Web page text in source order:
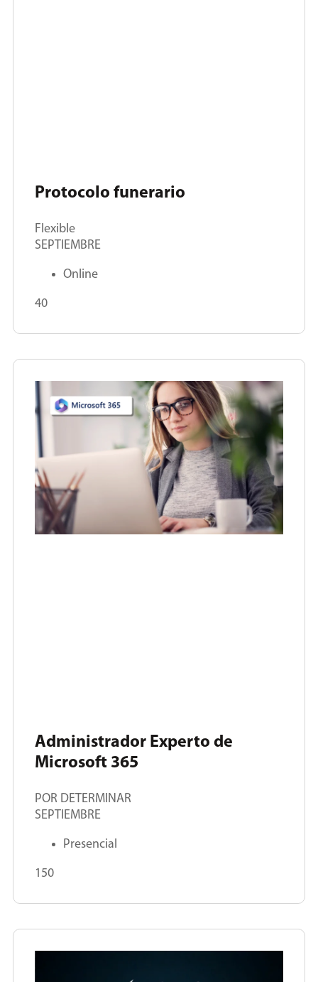
Protocolo funerario
Flexible
SEPTIEMBRE
Online
40
Administrador Experto de
Microsoft 365
POR DETERMINAR
SEPTIEMBRE
Presencial
150